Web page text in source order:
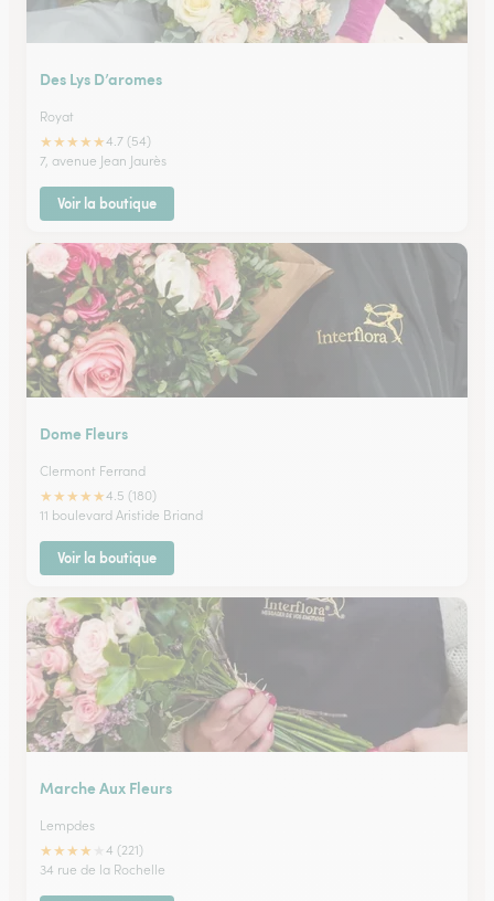
Des Lys D’aromes
Royat
★★★★★4.7 (54)
7, avenue Jean Jaurès
Voir la boutique
Dome Fleurs
Clermont Ferrand
★★★★★4.5 (180)
11 boulevard Aristide Briand
Voir la boutique
Marche Aux Fleurs
Lempdes
★★★★
4 (221)
34 rue de la Rochelle